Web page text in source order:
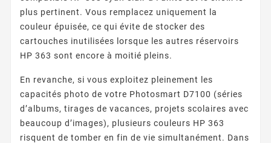
plus pertinent. Vous remplacez uniquement la
couleur épuisée, ce qui évite de stocker des
cartouches inutilisées lorsque les autres réservoirs
HP 363 sont encore à moitié pleins.
En revanche, si vous exploitez pleinement les
capacités photo de votre Photosmart D7100 (séries
d’albums, tirages de vacances, projets scolaires avec
beaucoup d’images), plusieurs couleurs HP 363
risquent de tomber en fin de vie simultanément. Dans